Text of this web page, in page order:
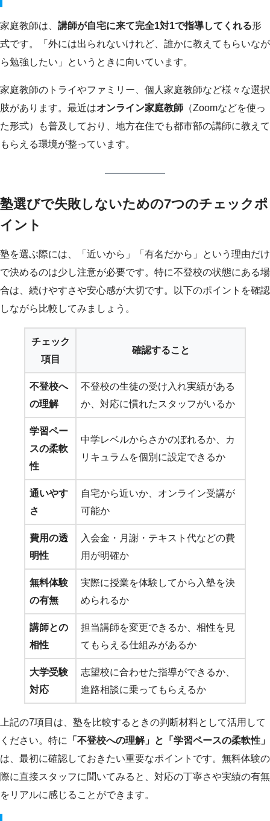
家庭教師は、 講師が自宅に来て完全1対1で指導してくれる形
式です。「外には出られないけれど、誰かに教えてもらいなが
ら勉強したい」というときに向いています。
家庭教師のトライやファミリー、個人家庭教師など様々な選択
肢があります。最近はオンライン家庭教師 （Zoomなどを使っ
た形式）も普及しており、地方在住でも都市部の講師に教えて
もらえる環境が整っています。
塾選びで失敗しないための7つのチェックポ
イント
塾を選ぶ際には、「近いから」「有名だから」という理由だけ
で決めるのは少し注意が必要です。特に不登校の状態にある場
合は、続けやすさや安心感が大切です。以下のポイントを確認
しながら比較してみましょう。
チェック
項目
確認すること
不登校へ
の理解
不登校の生徒の受け入れ実績がある
か、対応に慣れたスタッフがいるか
学習ペー
スの柔軟
性
中学レベルからさかのぼれるか、カ
リキュラムを個別に設定できるか
通いやす
さ
自宅から近いか、オンライン受講が
可能か
費用の透
明性
入会金・月謝・テキスト代などの費
用が明確か
無料体験
の有無
実際に授業を体験してから入塾を決
められるか
講師との
相性
担当講師を変更できるか、相性を見
てもらえる仕組みがあるか
大学受験
対応
志望校に合わせた指導ができるか、
進路相談に乗ってもらえるか
上記の7項目は、塾を比較するときの判断材料として活用して
ください。特に
「不登校への理解」と「学習ペースの柔軟性」
は、最初に確認しておきたい重要なポイントです。無料体験の
際に直接スタッフに聞いてみると、対応の丁寧さや実績の有無
をリアルに感じることができます。